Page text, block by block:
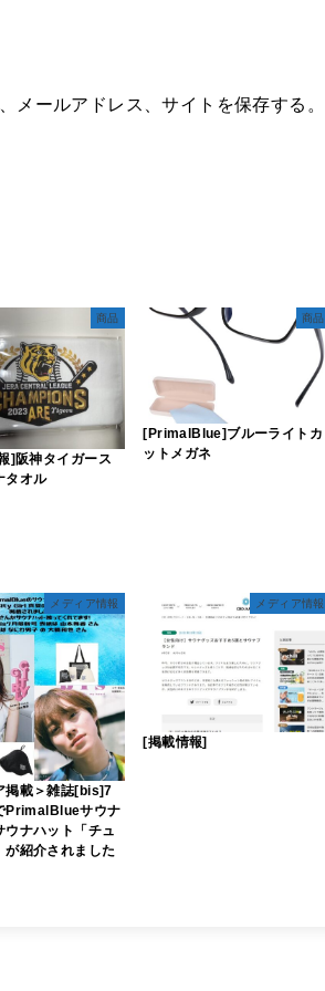
メールアドレス、サイトを保存する。
商品
]阪神タイガース
タオル
商品
[PrimalBlue]ブルーライトカ
ットメガネ
メディア情報
掲載＞雑誌[bis]7
PrimalBlueサウナ
ウナハット「チュ
が紹介されました
メディア情報
[掲載情報]